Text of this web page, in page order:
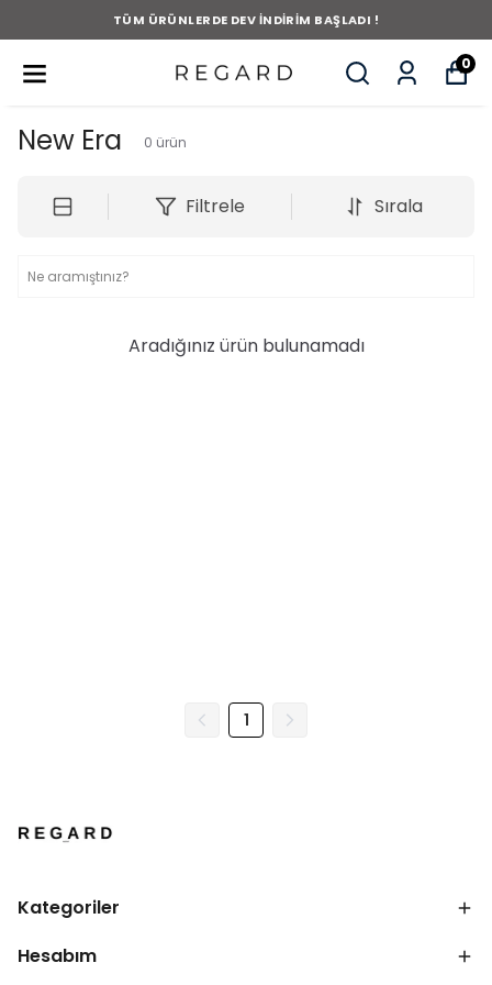
TÜM ÜRÜNLERDE DEV İNDİRİM BAŞLADI !
0
New Era 0 ürün
Filtrele Sırala
Aradığınız ürün bulunamadı
1
Kategoriler
Hesabım